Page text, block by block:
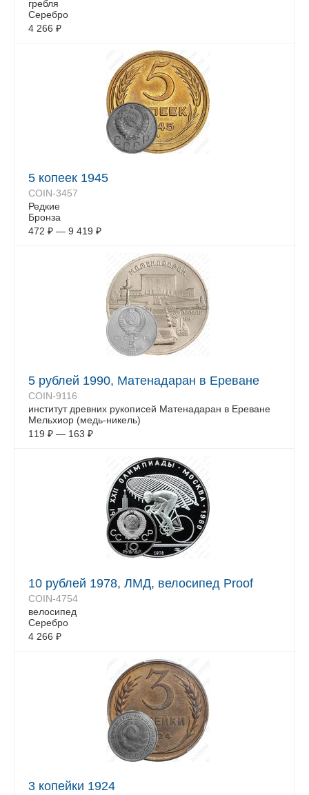
гребля
Серебро
4 266 ₽
5 копеек 1945
COIN-3457
Редкие
Бронза
472 ₽ — 9 419 ₽
5 рублей 1990, Матенадаран в Ереване
COIN-9116
институт древних рукописей Матенадаран в Ереване
Мельхиор (медь-никель)
119 ₽ — 163 ₽
10 рублей 1978, ЛМД, велосипед Proof
COIN-4754
велосипед
Серебро
4 266 ₽
3 копейки 1924